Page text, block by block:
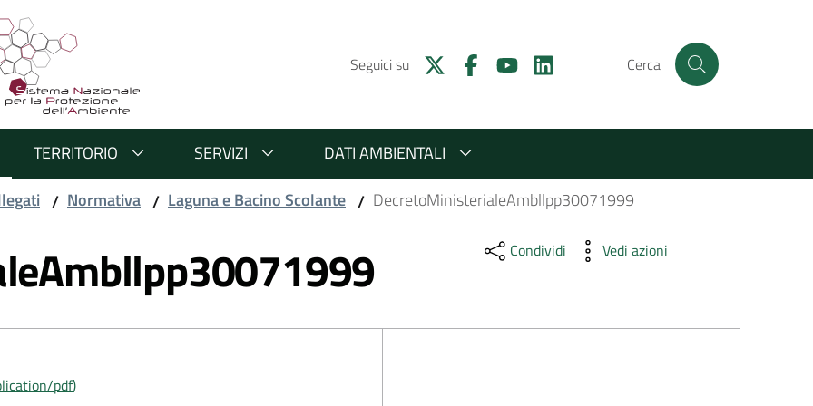
Seguici su Cerca
TERRITORIO SERVIZI
DATI AMBIENTALI
/ Normativa / Laguna e Bacino Scolante / DecretoMinisterialeAmbllpp30071999
Condividi Vedi azioni
pdf)